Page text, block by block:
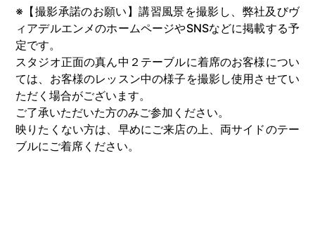
※【撮影承諾のお願い】講習風景を撮影し、弊社及びヴ
ィアデルエンメのホームページやSNSなどに掲載する予
定です。
スタジオ正面の真ん中２テーブルに着席のお客様につい
ては、お客様のレッスン中の様子を撮影し使用させてい
ただく場合がございます。
ご了承いただいた方のみご参加ください。
映りたくない方は、早めにご来店の上、両サイドのテー
ブルにご着席ください。